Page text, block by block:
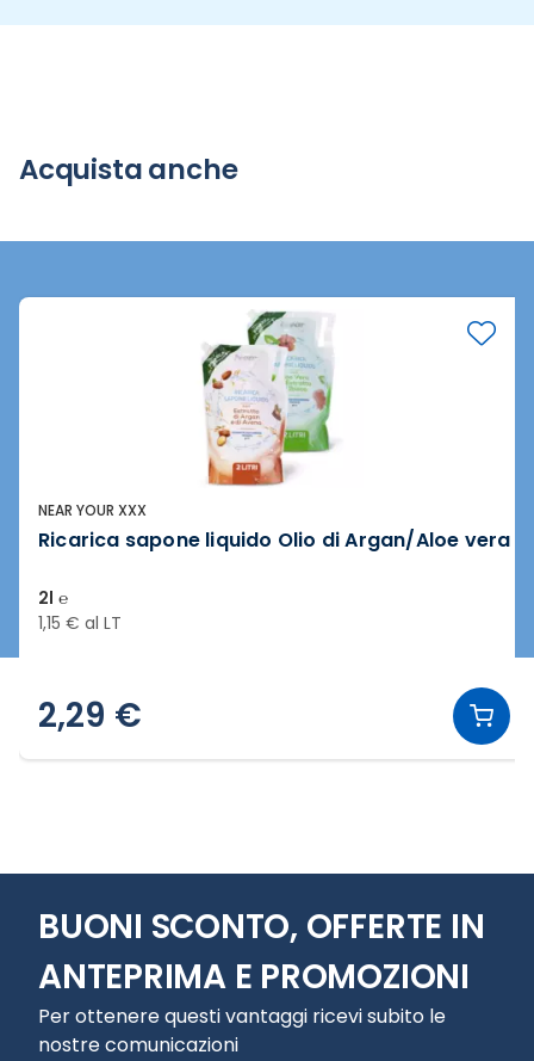
Acquista anche
NEAR YOUR XXX
Ricarica sapone liquido Olio di Argan/Aloe vera
2l ℮
1,15 € al LT
2,29 €
BUONI SCONTO, OFFERTE IN
ANTEPRIMA E PROMOZIONI
Per ottenere questi vantaggi ricevi subito le
nostre comunicazioni